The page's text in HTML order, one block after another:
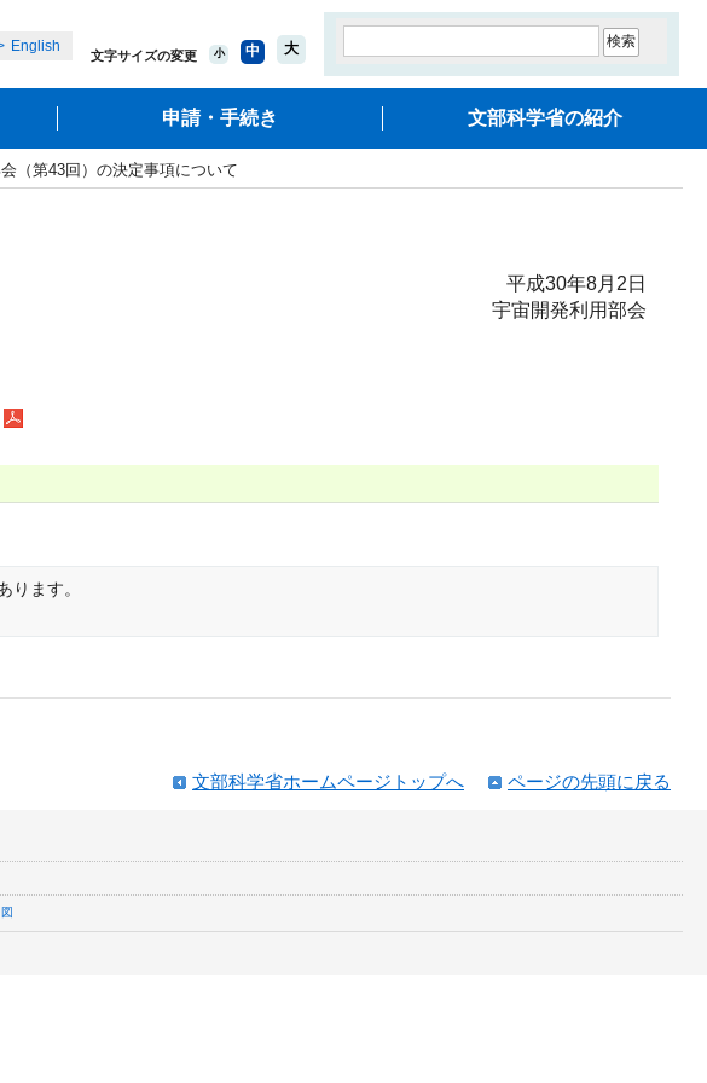
English
文字サイズの変更 小 中 大
申請・手続き 文部科学省の紹介
（第43回）の決定事項について
平成30年8月2日
宇宙開発利用部会
ります。
ページの先頭に戻る
文部科学省ホームページトップへ